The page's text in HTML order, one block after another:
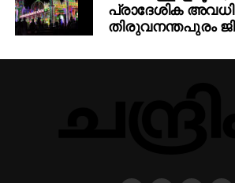
പ്രാദേശിക അവധി
തിരുവനന്തപുരം